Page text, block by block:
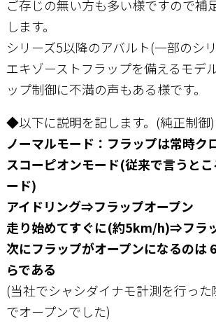
ご存じの無い方も多い様ですので補
します。
シリーズ5以降のアバルト(一部のシ
エキゾーストフラップを備えるモデ
ップ制御に不満の声もある様です。
◆以下に説明を記します。(純正制御)
ノーマルモード：フラップは常時ク
スコーピオンモード(従来で言うと
ード)
アイドリング⇒フラップオープン
走り始めてすぐに(約5km/h)⇒フラ
次にフラップがオープンになるのは
らである
(当社でシャシダイナモ計測を行っ
でオープンでした)